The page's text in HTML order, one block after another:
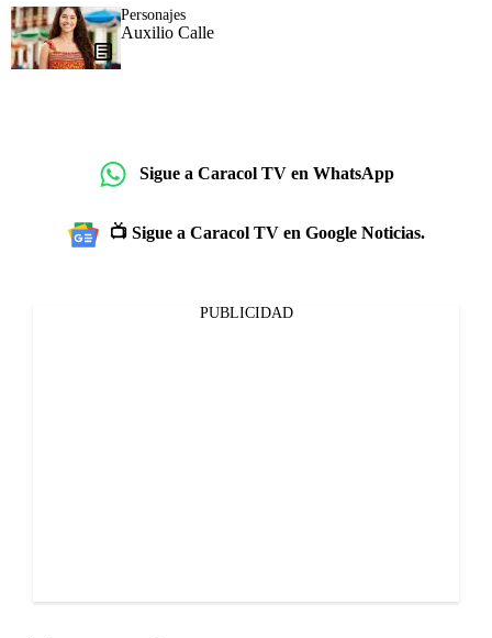
Personajes
Auxilio Calle
Sigue a Caracol TV en WhatsApp
📺 Sigue a Caracol TV en Google Noticias.
PUBLICIDAD